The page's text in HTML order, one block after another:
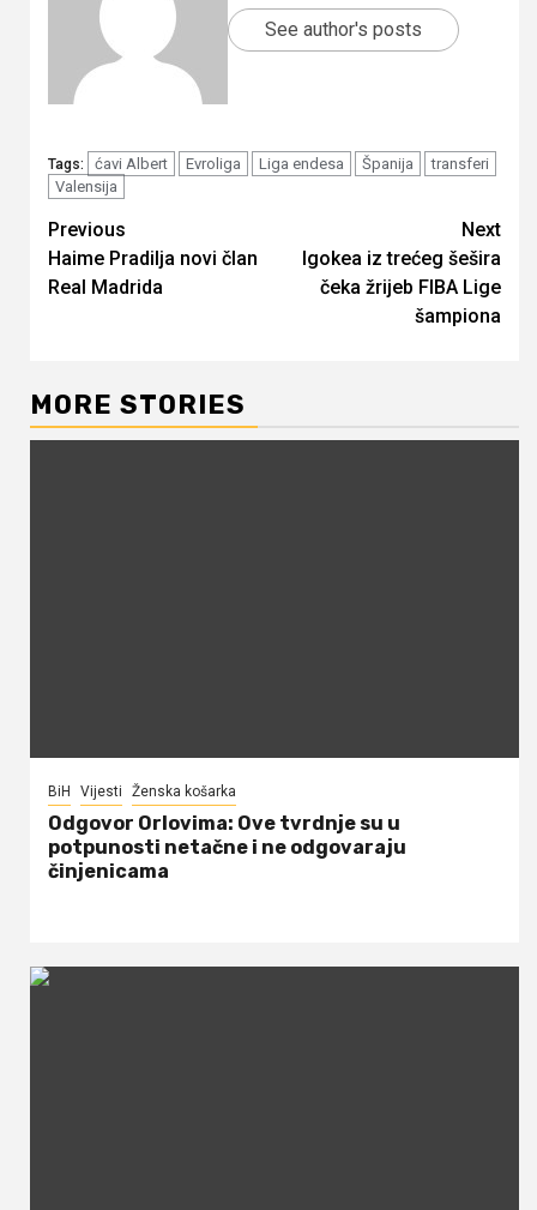
See author's posts
Tags: ćavi Albert Evroliga Liga endesa Španija
transferi
Valensija
Continue
Reading
Previous
Haime Pradilja novi član
Real Madrida
Next
Igokea iz trećeg šešira
čeka žrijeb FIBA Lige
šampiona
MORE STORIES
BiH Vijesti Ženska košarka
Odgovor Orlovima: ​Ove tvrdnje su u
potpunosti netačne i ne odgovaraju
činjenicama